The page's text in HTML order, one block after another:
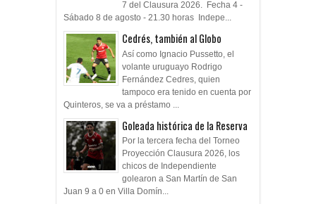
7 del Clausura 2026. Fecha 4 -
Sábado 8 de agosto - 21.30 horas Indepe...
Cedrés, también al Globo
Así como Ignacio Pussetto, el
volante uruguayo Rodrigo
Fernández Cedres, quien
tampoco era tenido en cuenta por
Quinteros, se va a préstamo ...
Goleada histórica de la Reserva
Por la tercera fecha del Torneo
Proyección Clausura 2026, los
chicos de Independiente
golearon a San Martín de San
Juan 9 a 0 en Villa Domín...